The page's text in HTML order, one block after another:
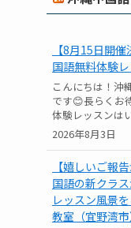
【8月15日開
国語無料体験
2026年8月3日
こんにちは！沖
です😊長らくお
体験レッスンは
【嬉しいご報
国語の新クラ
レッスン風景
教室（宜野湾市